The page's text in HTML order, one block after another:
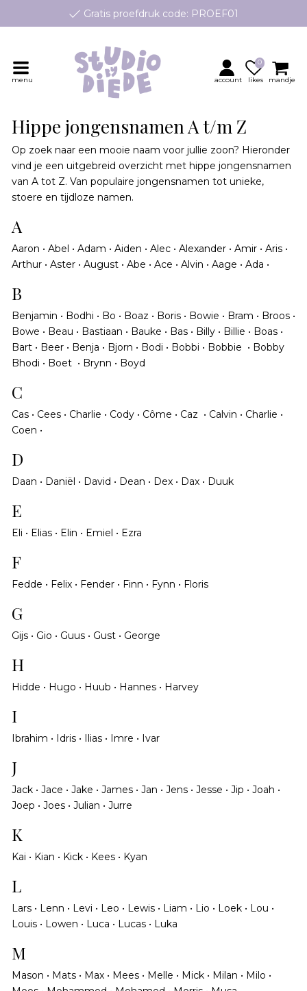
Gratis proefdruk code: PROEF01
geboortekaartjes op maat, speciaal ontworpen voor jouw
Persoonlijk contact en advies
menu account likes
0
mandje
Hippe jongensnamen A t/m Z
Op zoek naar een mooie naam voor jullie zoon? Hieronder
vind je een uitgebreid overzicht met hippe jongensnamen
van A tot Z. Van populaire jongensnamen tot unieke,
stoere en tijdloze namen.
A
Aaron • Abel • Adam • Aiden • Alec • Alexander • Amir • Aris •
Arthur • Aster • August • Abe • Ace • Alvin • Aage • Ada •
B
Benjamin • Bodhi • Bo • Boaz • Boris • Bowie • Bram • Broos •
Bowe • Beau • Bastiaan • Bauke • Bas • Billy • Billie • Boas •
Bart • Beer • Benja • Bjorn • Bodi • Bobbi • Bobbie • Bobby
Bhodi • Boet • Brynn • Boyd
C
Cas • Cees • Charlie • Cody • Côme • Caz • Calvin • Charlie •
Coen •
D
Daan • Daniël • David • Dean • Dex • Dax • Duuk
E
Eli • Elias • Elin • Emiel • Ezra
F
Fedde • Felix • Fender • Finn • Fynn • Floris
G
Gijs • Gio • Guus • Gust • George
H
Hidde • Hugo • Huub • Hannes • Harvey
I
Ibrahim • Idris • Ilias • Imre • Ivar
J
Jack • Jace • Jake • James • Jan • Jens • Jesse • Jip • Joah •
Joep • Joes • Julian • Jurre
K
Kai • Kian • Kick • Kees • Kyan
L
Lars • Lenn • Levi • Leo • Lewis • Liam • Lio • Loek • Lou •
Louis • Lowen • Luca • Lucas • Luka
M
Mason • Mats • Max • Mees • Melle • Mick • Milan • Milo •